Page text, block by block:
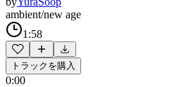
ambient/new age
1:58
トラックを購入
0:00